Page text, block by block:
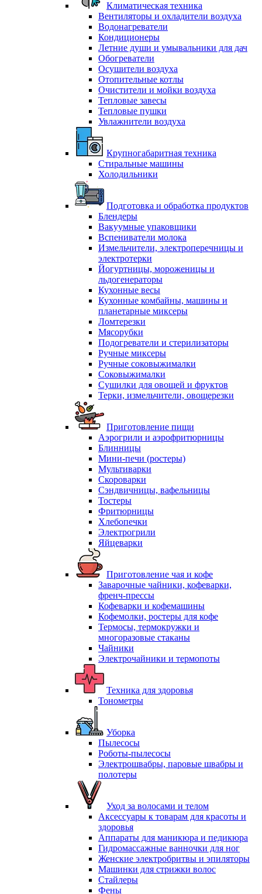
Климатическая техника
Вентиляторы и охладители воздуха
Водонагреватели
Кондиционеры
Летние души и умывальники для дач
Обогреватели
Осушители воздуха
Отопительные котлы
Очистители и мойки воздуха
Тепловые завесы
Тепловые пушки
Увлажнители воздуха
Крупногабаритная техника
Стиральные машины
Холодильники
Подготовка и обработка продуктов
Блендеры
Вакуумные упаковщики
Вспениватели молока
Измельчители, электроперечницы и
электротерки
Йогуртницы, мороженицы и
льдогенераторы
Кухонные весы
Кухонные комбайны, машины и
планетарные миксеры
Ломтерезки
Мясорубки
Подогреватели и стерилизаторы
Ручные миксеры
Ручные соковыжималки
Соковыжималки
Сушилки для овощей и фруктов
Терки, измельчители, овощерезки
Приготовление пищи
Аэрогрили и аэрофритюрницы
Блинницы
Мини-печи (ростеры)
Мультиварки
Скороварки
Сэндвичницы, вафельницы
Тостеры
Фритюрницы
Хлебопечки
Электрогрили
Яйцеварки
Приготовление чая и кофе
Заварочные чайники, кофеварки,
френч-прессы
Кофеварки и кофемашины
Кофемолки, ростеры для кофе
Термосы, термокружки и
многоразовые стаканы
Чайники
Электрочайники и термопоты
Техника для здоровья
Тонометры
Уборка
Пылесосы
Роботы-пылесосы
Электрошвабры, паровые швабры и
полотеры
Уход за волосами и телом
Аксессуары к товарам для красоты и
здоровья
Аппараты для маникюра и педикюра
Гидромассажные ванночки для ног
Женские электробритвы и эпиляторы
Машинки для стрижки волос
Стайлеры
Фены